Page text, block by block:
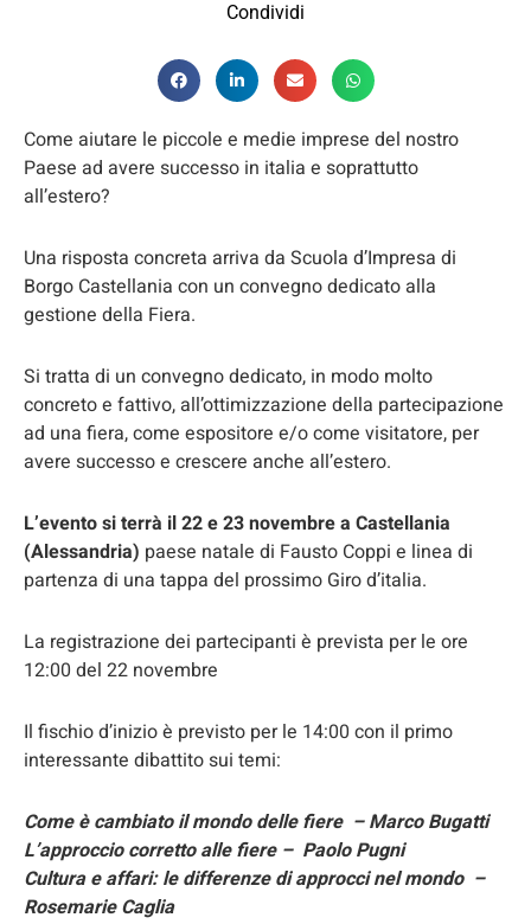
Condividi
Come aiutare le piccole e medie imprese del nostro
Paese ad avere successo in italia e soprattutto
all’estero?
Una risposta concreta arriva da Scuola d’Impresa di
Borgo Castellania con un convegno dedicato alla
gestione della Fiera.
Si tratta di un convegno dedicato, in modo molto
concreto e fattivo, all’ottimizzazione della partecipazione
ad una fiera, come espositore e/o come visitatore, per
avere successo e crescere anche all’estero.
L’evento si terrà il 22 e 23 novembre a Castellania
(Alessandria) paese natale di Fausto Coppi e linea di
partenza di una tappa del prossimo Giro d’italia.
La registrazione dei partecipanti è prevista per le ore
12:00 del 22 novembre
Il fischio d’inizio è previsto per le 14:00 con il primo
interessante dibattito sui temi:
Come è cambiato il mondo delle fiere – Marco Bugatti
L’approccio corretto alle fiere – Paolo Pugni
Cultura e affari: le differenze di approcci nel mondo –
Rosemarie Caglia